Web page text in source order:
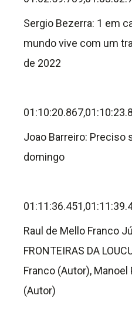
Sergio Bezerra: 1 em
mundo vive com um
de 2022
Joao Barreiro: Preciso
domingo
Raul de Mello Franco
FRONTEIRAS DA
Franco (Autor),
(Autor)